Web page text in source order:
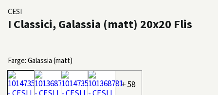
CESI
I Classici, Galassia (matt) 20x20 Flis
Farge: Galassia (matt)
+ 58